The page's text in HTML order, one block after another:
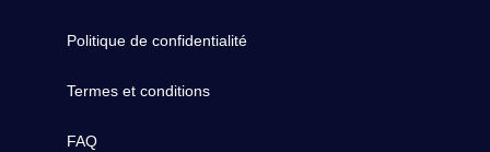
Politique de confidentialité
Termes et conditions
FAQ